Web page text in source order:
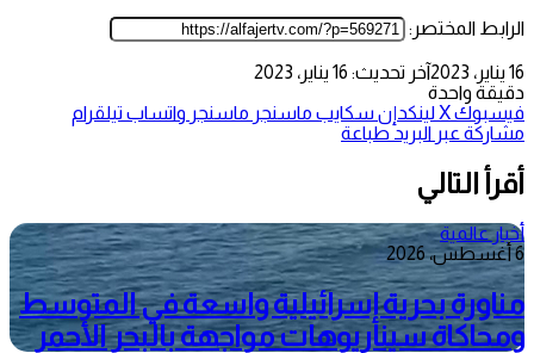
الرابط المختصر:
16 يناير، 2023
آخر تحديث: 16 يناير، 2023
دقيقة واحدة
فيسبوك‫Xلينكدإن سكايب ماسنجر ماسنجر واتساب تيلقرام
مشاركة عبر البريد طباعة
أقرأ التالي
أخبار عالمية
6 أغسطس، 2026
مناورة بحرية إسرائيلية واسعة في المتوسط
ومحاكاة سيناريوهات مواجهة بالبحر الأحمر